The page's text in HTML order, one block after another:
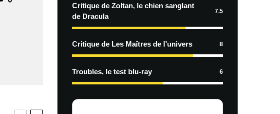
Critique de Zoltan, le chien sanglant
de Dracula
7.5
Critique de Les Maîtres de l’univers 8
Troubles, le test blu-ray 6